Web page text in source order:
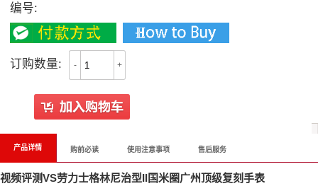
编号:
订购数量: - +
产品详情 购前必读 使用注意事项 售后服务
视频评测VS劳力士格林尼治型II国米圈广州顶级复刻手表